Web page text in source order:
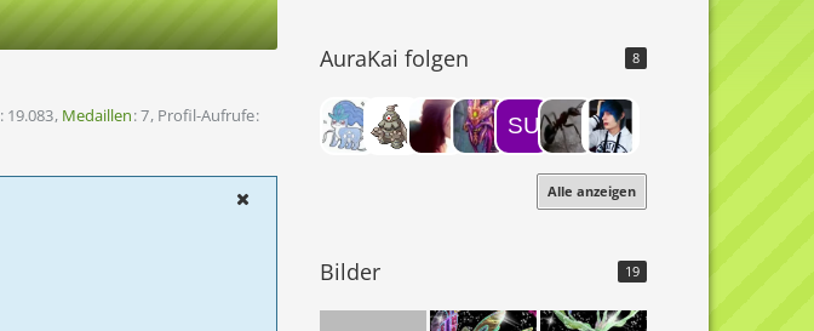
19.083 Medaillen 7 Profil-Aufrufe
AuraKai folgen 8
Alle anzeigen
Bilder 19